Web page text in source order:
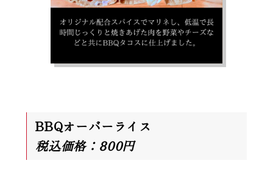
BBQオーバーライス
税込価格：800円